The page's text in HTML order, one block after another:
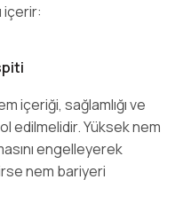
içerir:
içeriği, sağlamlığı ve
edilmelidir. Yüksek nem
engelleyerek
nem bariyeri